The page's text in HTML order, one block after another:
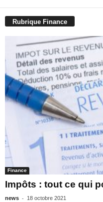
Rubrique Finance
Finance
Impôts : tout ce qui
news - 18 octobre 2021